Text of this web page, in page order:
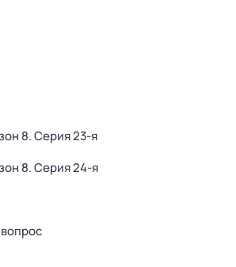
8. Серия 23-я
8. Серия 24-я